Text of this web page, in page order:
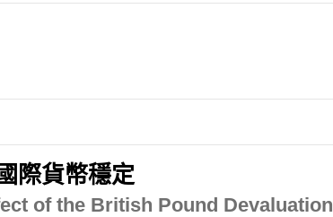
際貨幣穩定
of the British Pound Devaluation